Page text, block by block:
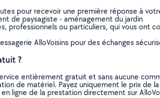
pour recevoir une première réponse à
de paysagiste - aménagement du jardin
professionnels ou particuliers, qui vous
AlloVoisins pour des échanges
?
entièrement gratuit et sans aucune
de matériel. Payez uniquement le prix de
ligne de la prestation directement sur